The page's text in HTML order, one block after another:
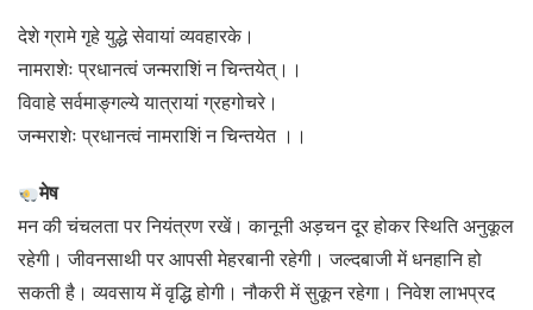
देशे ग्रामे गृहे युद्धे सेवायां व्यवहारके।
नामराशेः प्रधानत्वं जन्मराशिं न चिन्तयेत्।।
विवाहे सर्वमाङ्गल्ये यात्रायां ग्रहगोचरे।
जन्मराशेः प्रधानत्वं नामराशिं न चिन्तयेत ।।
मेष
मन की चंचलता पर नियंत्रण रखें। कानूनी अड़चन दूर होकर स्थिति अनुकूल
रहेगी। जीवनसाथी पर आपसी मेहरबानी रहेगी। जल्दबाजी में धनहानि हो
सकती है। व्यवसाय में वृद्धि होगी। नौकरी में सुकून रहेगा। निवेश लाभप्रद